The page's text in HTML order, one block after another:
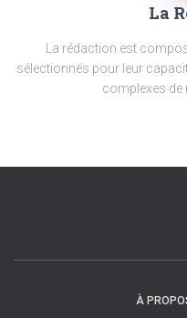
La
La rédaction est
sélectionnés pour leur
complexes de
À